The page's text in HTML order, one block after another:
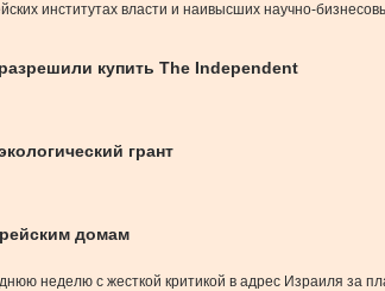
институтах власти и наивысших научно-
купить The Independent
грант
домам
неделю с жесткой критикой в адрес Израиля за